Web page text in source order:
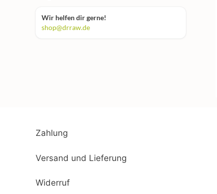
Wir helfen dir gerne!
shop@drraw.de
Zahlung
Versand und Lieferung
Widerruf